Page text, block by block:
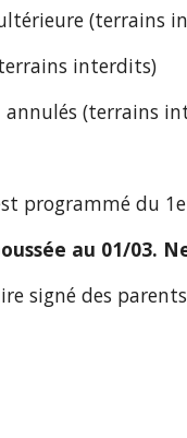
ultérieure (terrains
interdits)
annulés (terrains
programmé du
au 01/03.
signé des